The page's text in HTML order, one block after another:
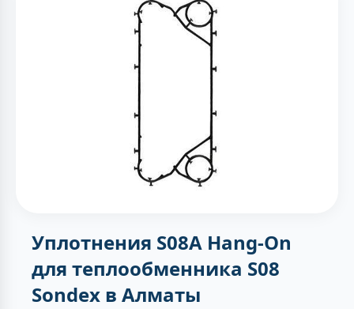
Уплотнения S08A Hang-On
для теплообменника S08
Sondex в Алматы